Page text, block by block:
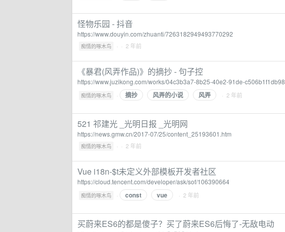
怪物乐园 - 抖音
https://www.douyin.com/zhuanti/7263182949493770292
痴情的啄木鸟 · · 2 年前
《暴君(风弄作品)》的摘抄 - 句子控
https://www.juzikong.com/works/04c3b3a7-8b25-40e2-91de-c506b1f1db98
痴情的啄木鸟 · 摘抄 风弄的小说 风弄 · 2 年前
521 祁建光 _光明日报 _光明网
https://news.gmw.cn/2017-07/25/content_25193601.htm
痴情的啄木鸟 · · 2 年前
Vue i18n-$t未定义外部模板开发者社区
https://cloud.tencent.com/developer/ask/sof/106390664
痴情的啄木鸟 · const vue · 2 年前
买蔚来ES6的都是傻子？买了蔚来ES6后悔了-无敌电动